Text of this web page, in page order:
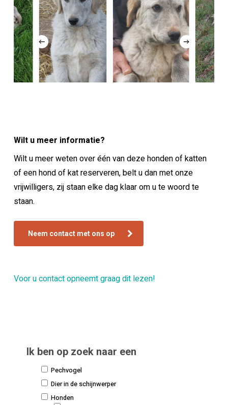
Wilt u meer informatie?
Wilt u meer weten over één van deze honden of katten
of een hond of kat reserveren, belt u dan met onze
vrijwilligers, zij staan elke dag klaar om u te woord te
staan.
Neem contact met ons op
Voor u contact opneemt graag dit lezen!
Ik ben op zoek naar een
Pechvogel
Dier in de schijnwerper
Honden